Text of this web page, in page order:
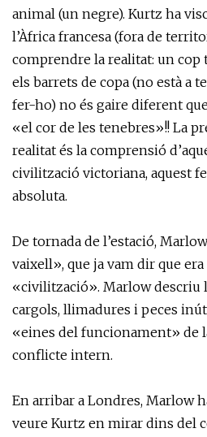
animal (un negre). Kurtz ha
l’Àfrica francesa (fora de
comprendre la realitat: un cop
els barrets de copa (no està a
fer-ho) no és gaire diferent
«el cor de les tenebres»!! La
realitat és la comprensió
civilització victoriana, aquest
absoluta.
De tornada de l’estació,
vaixell», que ja vam dir que
«civilització». Marlow descriu
cargols, llimadures i peces
«eines del funcionament» de
conflicte intern.
En arribar a Londres, Marlow
veure Kurtz en mirar dins del